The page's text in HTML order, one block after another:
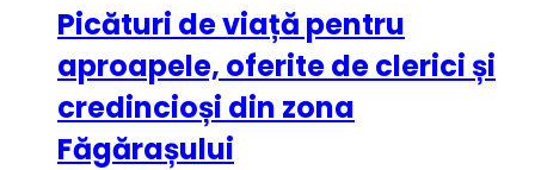
Picături de viață pentru
aproapele, oferite de clerici și
credincioși din zona
Făgărașului